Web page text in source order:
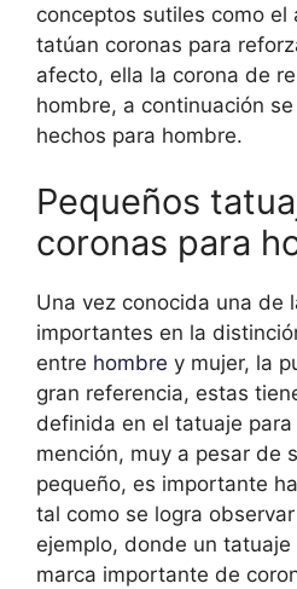
conceptos sutiles como el
tatúan coronas para
afecto, ella la corona de
hombre, a continuación
hechos para hombre.
Pequeños
coronas para
Una vez conocida una de
importantes en la
entre hombre y mujer, la
gran referencia, estas
definida en el tatuaje
mención, muy a pesar de
pequeño, es importante
tal como se logra
ejemplo, donde un
marca importante de